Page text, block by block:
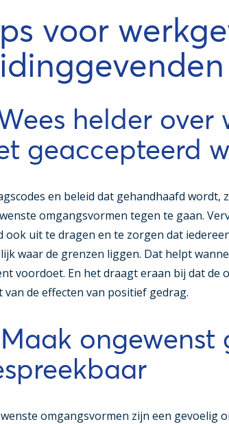
voor
helder over
geaccepteerd
en beleid dat gehandhaafd wordt,
omgangsvormen tegen te gaan.
ook uit te dragen en te zorgen dat
waar de grenzen liggen. Dat helpt
voordoet. En het draagt eraan bij dat de
van de effecten van positief gedrag.
ongewenst
omgangsvormen zijn een gevoelig